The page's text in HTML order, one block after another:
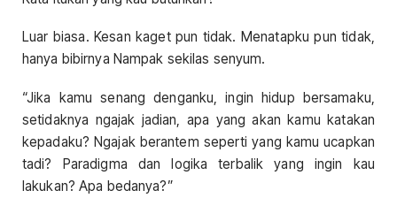
Luar biasa. Kesan kaget pun tidak. Menatapku pun tidak,
hanya bibirnya Nampak sekilas senyum.
“Jika kamu senang denganku, ingin hidup bersamaku,
setidaknya ngajak jadian, apa yang akan kamu katakan
kepadaku? Ngajak berantem seperti yang kamu ucapkan
tadi? Paradigma dan logika terbalik yang ingin kau
lakukan? Apa bedanya?”